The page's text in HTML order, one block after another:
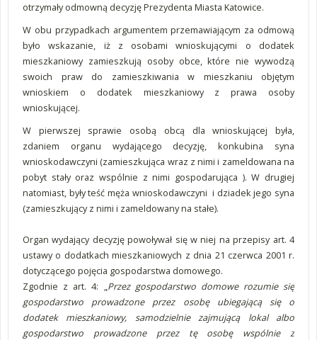
otrzymały odmowną decyzję Prezydenta Miasta Katowice.
W obu przypadkach argumentem przemawiającym za odmową
było wskazanie, iż z osobami wnioskującymi o dodatek
mieszkaniowy zamieszkują osoby obce, które nie wywodzą
swoich praw do zamieszkiwania w mieszkaniu objętym
wnioskiem o dodatek mieszkaniowy z prawa osoby
wnioskującej.
W pierwszej sprawie osobą obcą dla wnioskującej była,
zdaniem organu wydającego decyzję, konkubina syna
wnioskodawczyni (zamieszkująca wraz z nimi i zameldowana na
pobyt stały oraz wspólnie z nimi gospodarująca ). W drugiej
natomiast, były teść męża wnioskodawczyni i dziadek jego syna
(zamieszkujący z nimi i zameldowany na stałe).
Organ wydający decyzję powoływał się w niej na przepisy art. 4
ustawy o dodatkach mieszkaniowych z dnia 21 czerwca 2001 r.
dotyczącego pojęcia gospodarstwa domowego.
Zgodnie z art. 4: „Przez gospodarstwo domowe rozumie się
gospodarstwo prowadzone przez osobę ubiegającą się o
dodatek mieszkaniowy, samodzielnie zajmującą lokal albo
gospodarstwo prowadzone przez tę osobę wspólnie z